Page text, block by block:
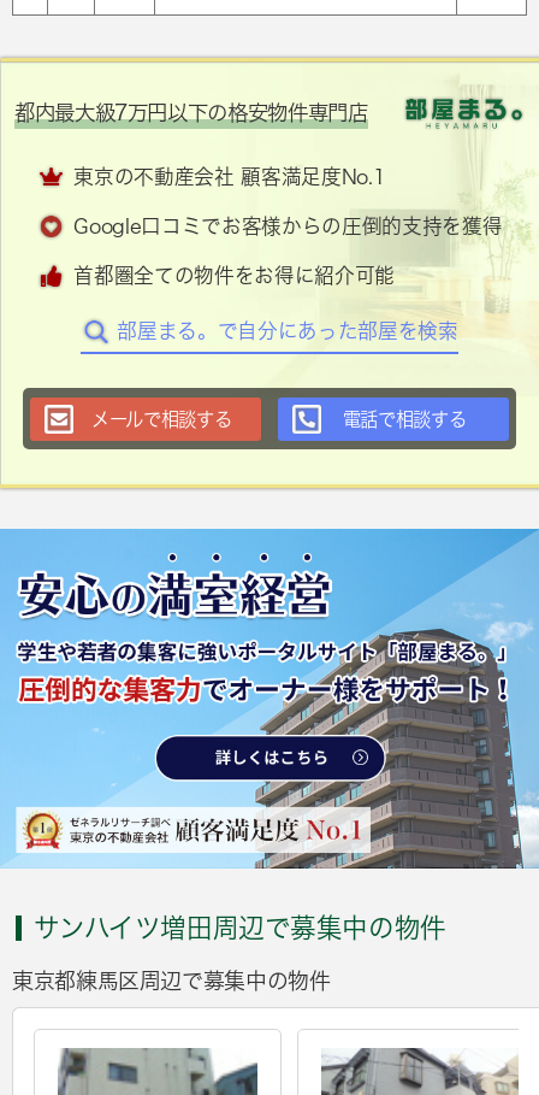
都内最大級7万円以下の格安物件専門店
東京の不動産会社 顧客満足度No.1
Google口コミでお客様からの圧倒的支持を獲得
首都圏全ての物件をお得に紹介可能
部屋まる。で自分にあった部屋を検索
メールで相談する 電話で相談する
サンハイツ増田周辺で募集中の物件
東京都練馬区周辺で募集中の物件